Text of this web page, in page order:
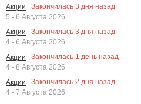
Акции
Закончилась 3 дня назад
5 - 6 Августа 2026
Акции
Закончилась 3 дня назад
4 - 6 Августа 2026
Акции
Закончилась 1 день назад
4 - 8 Августа 2026
Акции
Закончилась 2 дня назад
4 - 7 Августа 2026